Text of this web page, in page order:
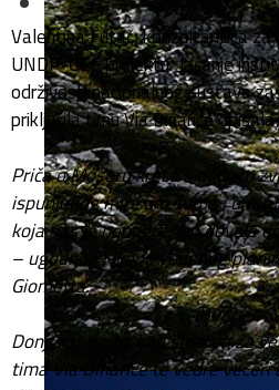
Valentina Futač, konzultantica za
UNDP-GEF projektu Jačanje
održivosti nacionalnog sustava
priključila timu Via Dinarice
Priča o Mosoru kreće s noćnim
ispunjenog mirisom šume i
koja nas je nepogrešivo dovela
– ugodnog i lijepo vođenog
Giometta.
Donji kat doma kao stvoren za
tima Via Dinarice te vedre